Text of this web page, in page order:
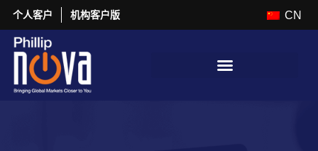
个人客户 机构客户版 CN